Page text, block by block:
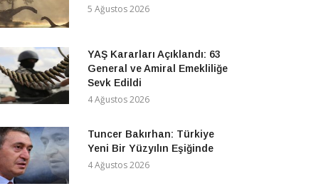
5 Ağustos 2026
YAŞ Kararları Açıklandı: 63
General ve Amiral Emekliliğe
Sevk Edildi
4 Ağustos 2026
Tuncer Bakırhan: Türkiye
Yeni Bir Yüzyılın Eşiğinde
4 Ağustos 2026